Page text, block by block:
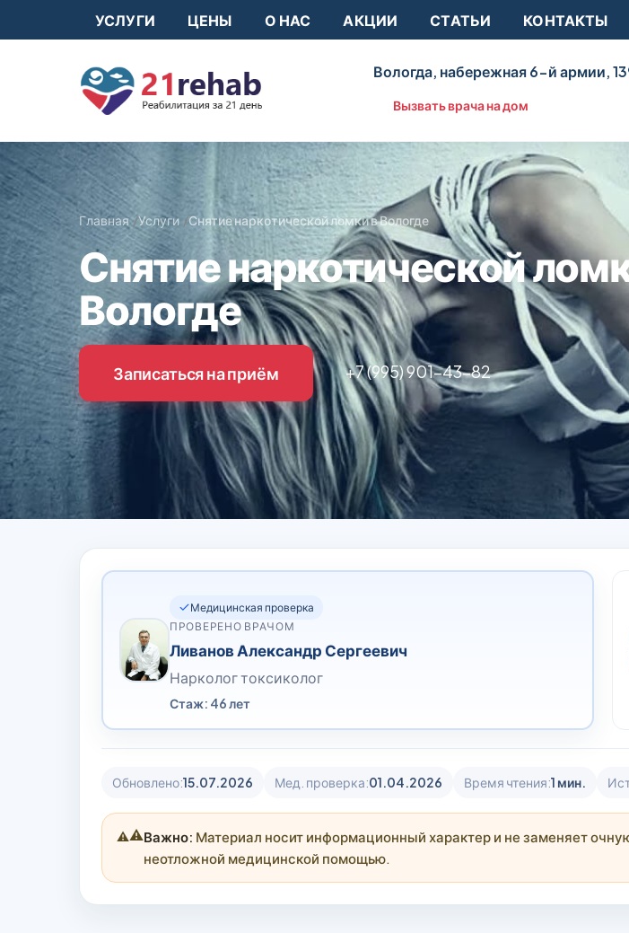
УСЛУГИ ЦЕНЫ О НАС АКЦИИ СТАТЬИ КОНТАКТЫ
Вологда, набережная 6-й армии,
Вызвать врача на дом
Главная Услуги Снятие наркотической ломки в Вологде
Снятие наркотической
Вологде
Записаться на приём +7 (995) 901-43-82
Медицинская проверка
ПРОВЕРЕНО ВРАЧОМ
Ливанов Александр Сергеевич
Нарколог токсиколог
Стаж: 46 лет
Обновлено:15.07.2026 Мед. проверка:01.04.2026 Время чтения:1 мин.
⚠️Важно: Материал носит информационный характер и не заменяет
неотложной медицинской помощью.